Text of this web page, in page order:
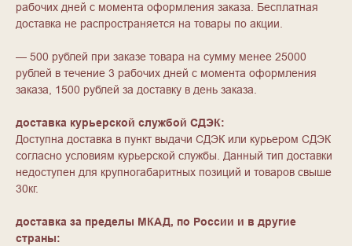
рабочих дней с момента оформления заказа. Бесплатная
доставка не распространяется на товары по акции.
— 500 рублей при заказе товара на сумму менее 25000
рублей в течение 3 рабочих дней с момента оформления
заказа, 1500 рублей за доставку в день заказа.
доставка курьерской службой СДЭК:
Доступна доставка в пункт выдачи СДЭК или курьером СДЭК
согласно условиям курьерской службы. Данный тип доставки
недоступен для крупногабаритных позиций и товаров свыше
30кг.
доставка за пределы МКАД, по России и в другие
страны: